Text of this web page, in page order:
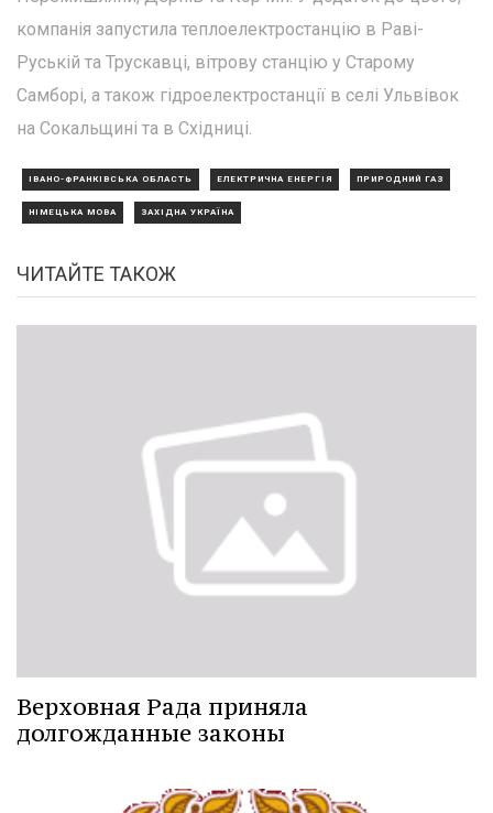
компанія запустила теплоелектростанцію в Раві-
Руській та Трускавці, вітрову станцію у Старому
Самборі, а також гідроелектростанції в селі Ульвівок
на Сокальщині та в Східниці.
ІВАНО-ФРАНКІВСЬКА ОБЛАСТЬ ЕЛЕКТРИЧНА ЕНЕРГІЯ ПРИРОДНИЙ ГАЗ
НІМЕЦЬКА МОВА ЗАХІДНА УКРАЇНА
ЧИТАЙТЕ ТАКОЖ
Верховная Рада приняла
долгожданные законы